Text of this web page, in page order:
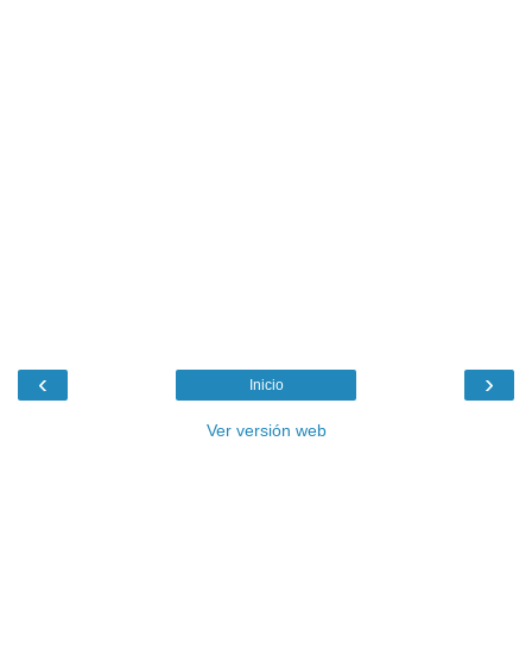
‹ ›
Inicio
Ver versión web